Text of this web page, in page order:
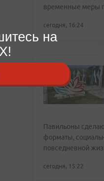
временные меры
сегодня, 16:24
Павильоны
форматы,
повседневной
сегодня, 15:22
на